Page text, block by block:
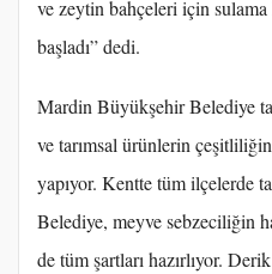
ve zeytin bahçeleri için sulama
başladı” dedi.
Mardin Büyükşehir Belediye
ve tarımsal ürünlerin
yapıyor. Kentte tüm ilçelerde
Belediye, meyve sebzeciliğin
de tüm şartları hazırlıyor.